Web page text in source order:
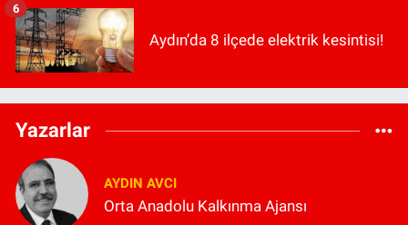
Aydın’da 8 ilçede elektrik kesintisi!
6
Yazarlar
AYDIN AVCI
Orta Anadolu Kalkınma Ajansı